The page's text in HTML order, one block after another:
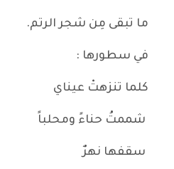
ما تبقى مِن شجر الرتم.
في سطورها :
كلما تنزهتْ عيناي
شممتُ حناءً ومحلباً
سقفها نهرٌ